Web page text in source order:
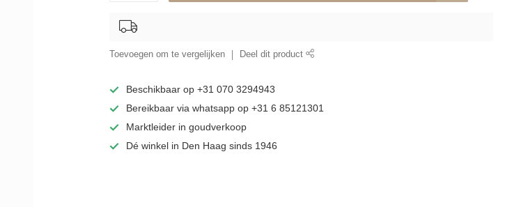
Toevoegen om te vergelijken Deel dit product
Beschikbaar op +31 070 3294943
Bereikbaar via whatsapp op +31 6 85121301
Marktleider in goudverkoop
Dé winkel in Den Haag sinds 1946